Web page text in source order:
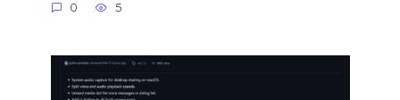
0 5